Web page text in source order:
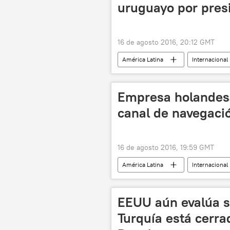
uruguayo por
16 de agosto 2016, 20:12 GMT
América Latina Internacional
Mercosur
noticias
Empresa
canal de
16 de agosto 2016, 19:59 GMT
América Latina Internacional
Felipe Michelini
Boskalis
EEUU aún
Turquía está